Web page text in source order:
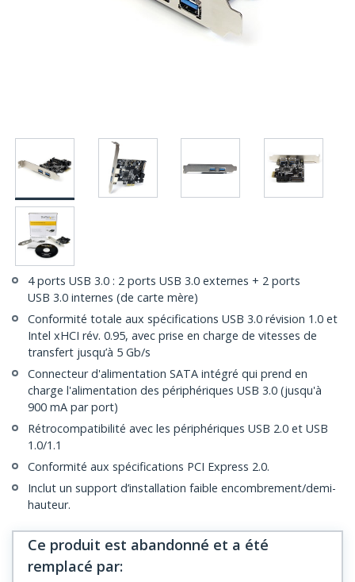
4 ports USB 3.0 : 2 ports USB 3.0 externes + 2 ports
USB 3.0 internes (de carte mère)
Conformité totale aux spécifications USB 3.0 révision 1.0 et
Intel xHCI rév. 0.95, avec prise en charge de vitesses de
transfert jusqu’à 5 Gb/s
Connecteur d'alimentation SATA intégré qui prend en
charge l'alimentation des périphériques USB 3.0 (jusqu'à
900 mA par port)
Rétrocompatibilité avec les périphériques USB 2.0 et USB
1.0/1.1
Conformité aux spécifications PCI Express 2.0.
Inclut un support d’installation faible encombrement/demi-
hauteur.
Ce produit est abandonné et a été
remplacé par: